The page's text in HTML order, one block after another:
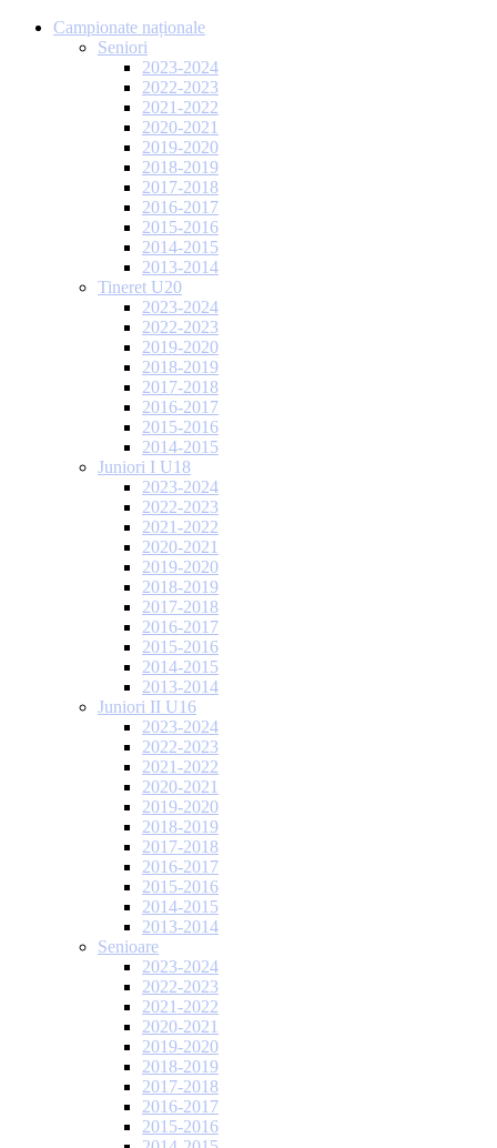
Campionate naționale
Seniori
2023-2024
2022-2023
2021-2022
2020-2021
2019-2020
2018-2019
2017-2018
2016-2017
2015-2016
2014-2015
2013-2014
Tineret U20
2023-2024
2022-2023
2019-2020
2018-2019
2017-2018
2016-2017
2015-2016
2014-2015
Juniori I U18
2023-2024
2022-2023
2021-2022
2020-2021
2019-2020
2018-2019
2017-2018
2016-2017
2015-2016
2014-2015
2013-2014
Juniori II U16
2023-2024
2022-2023
2021-2022
2020-2021
2019-2020
2018-2019
2017-2018
2016-2017
2015-2016
2014-2015
2013-2014
Senioare
2023-2024
2022-2023
2021-2022
2020-2021
2019-2020
2018-2019
2017-2018
2016-2017
2015-2016